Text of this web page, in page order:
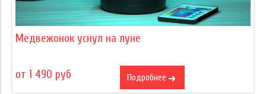
Медвежонок уснул на луне
от 1 490 руб Подробнее